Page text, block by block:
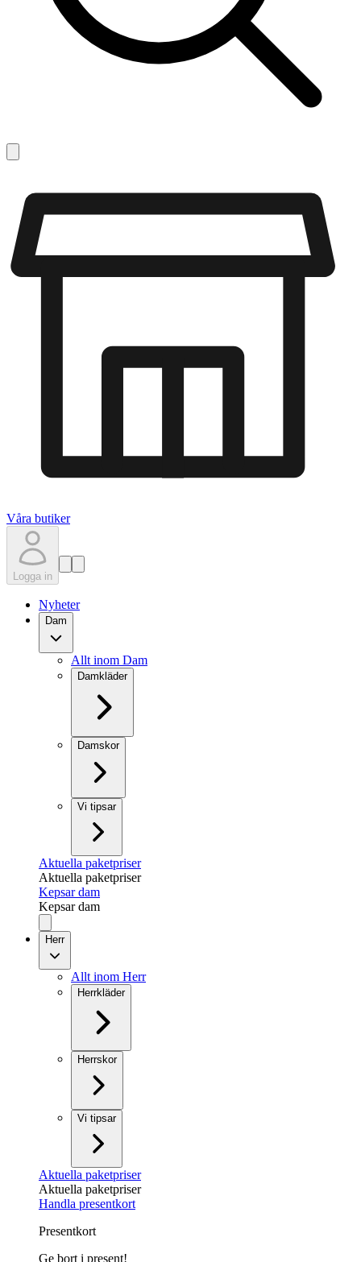
Våra butiker
Logga in
Nyheter
Dam
Allt inom Dam
Damkläder
Damskor
Vi tipsar
Aktuella paketpriser
Aktuella paketpriser
Kepsar dam
Kepsar dam
Herr
Allt inom Herr
Herrkläder
Herrskor
Vi tipsar
Aktuella paketpriser
Aktuella paketpriser
Handla presentkort
Presentkort
Ge bort i present!